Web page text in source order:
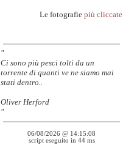
Le fotografie più cliccate
"
Ci sono più pesci tolti da un
torrente di quanti ve ne siamo mai
stati dentro..
Oliver Herford
"
06/08/2026 @ 14:15:08
script eseguito in 44 ms